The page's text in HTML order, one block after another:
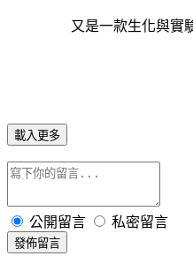
又是一款生化與實
載入更多
公開留言 私密留言
發佈留言